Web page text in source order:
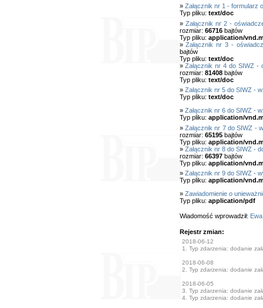
» Załącznik nr 1 - formularz
Typ pliku: text/doc
» Załącznik nr 2 -
rozmiar: 66716bajtów
Typ pliku: application/
»Załącznik nr 3 -
bajtów
Typ pliku: text/doc
»Załącznik nr 4 do SIWZ -
rozmiar: 81408bajtów
Typ pliku: text/doc
» Załącznik nr 5 do SIWZ -
Typ pliku: text/doc
» Załącznik nr 6 do SIWZ -
Typ pliku: application/
» Załącznik nr 7 do SIWZ -
rozmiar: 65195bajtów
Typ pliku: application/
» Załącznik nr 8 do SIWZ -
rozmiar: 66397bajtów
Typ pliku: application/
» Załącznik nr 9 do SIWZ -
Typ pliku: application/
» Zawiadomienie o
Typ pliku: application/pdf
Wiadomość wprowadził:
Rejestr zmian:
2018-06-12
1. Typ zdarzenia: dodanie
2018-06-08
2. Typ zdarzenia: dodanie
2018-06-05
3. Typ zdarzenia: dodanie
4. Typ zdarzenia: dodanie